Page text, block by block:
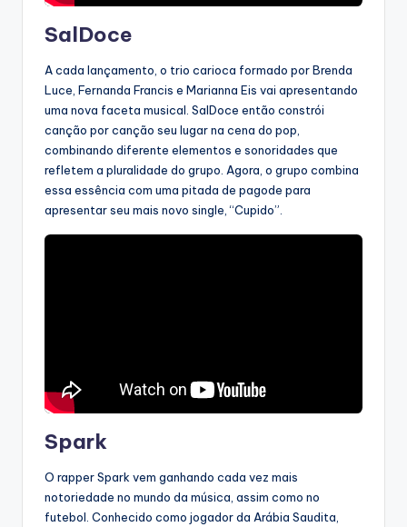
SalDoce
A cada lançamento, o trio carioca formado por Brenda
Luce, Fernanda Francis e Marianna Eis vai apresentando
uma nova faceta musical. SalDoce então constrói
canção por canção seu lugar na cena do pop,
combinando diferente elementos e sonoridades que
refletem a pluralidade do grupo. Agora, o grupo combina
essa essência com uma pitada de pagode para
apresentar seu mais novo single, “Cupido”.
Spark
O rapper Spark vem ganhando cada vez mais
notoriedade no mundo da música, assim como no
futebol. Conhecido como jogador da Arábia Saudita,